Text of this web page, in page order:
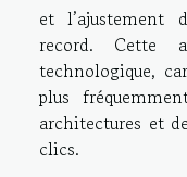
et l’ajustement
record. Cette
technologique,
plus
architectures et
clics.